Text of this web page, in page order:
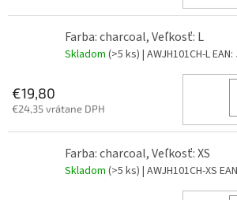
Farba: charcoal, Veľkosť: L
Skladom (>5 ks) | AWJH101CH-LEAN:
€19,80
€24,35 vrátane DPH
Farba: charcoal, Veľkosť: XS
Skladom (>5 ks) | AWJH101CH-XS